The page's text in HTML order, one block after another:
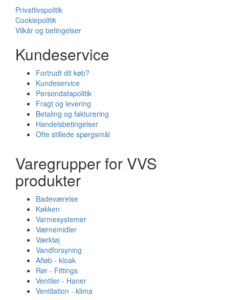
Privatlivspolitik
Cookiepolitik
Vilkår og betingelser
Kundeservice
Fortrudt dit køb?
Kundeservice
Persondatapolitik
Fragt og levering
Betaling og fakturering
Handelsbetingelser
Ofte stillede spørgsmål
Varegrupper for VVS
produkter
Badeværelse
Køkken
Varmesystemer
Værnemidler
Værktøj
Vandforsyning
Afløb - kloak
Rør - Fittings
Ventiler - Haner
Ventilation - klima